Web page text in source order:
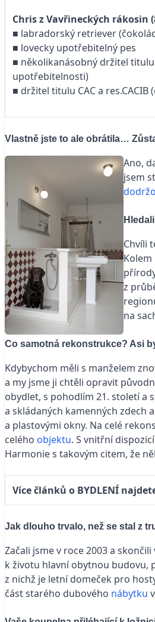
Chris z Vavřineckých rákosin
■ labradorský retriever
■ lovecky upotřebitelný pes
■ několikanásobný držitel titulu
upotřebitelnosti)
■ držitel titulu CAC a
Vlastně jste to ale obrátila…
Ano,
jsem
Chvíli
z
na
Co samotná rekonstrukce? Asi
Kdybychom měli s manželem
a my jsme ji chtěli opravit
obydlet, s pohodlím 21. století a
a skládaných kamenných zdech
a plastovými okny. Na celé
celého objektu. S vnitřní
Harmonie s takovým citem, že
Více článků o BYDLENÍ
Jak dlouho trvalo, než se stal z
Začali jsme v roce 2003 a
k životu hlavní obytnou budovu,
z nichž je letní domeček pro
část starého dubového nábytku